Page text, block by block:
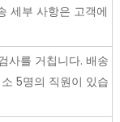
세부 사항은 고객에
사를 거칩니다. 배송
5명의 직원이 있습